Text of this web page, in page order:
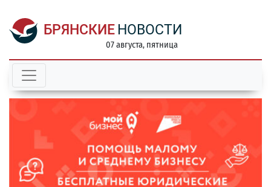
БРЯНСКИЕ НОВОСТИ
07 августа, пятница